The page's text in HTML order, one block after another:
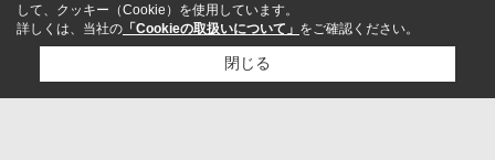
して、クッキー（Cookie）を使用しています。
詳しくは、当社の 「Cookieの取扱いについて」 をご確認ください。
閉じる